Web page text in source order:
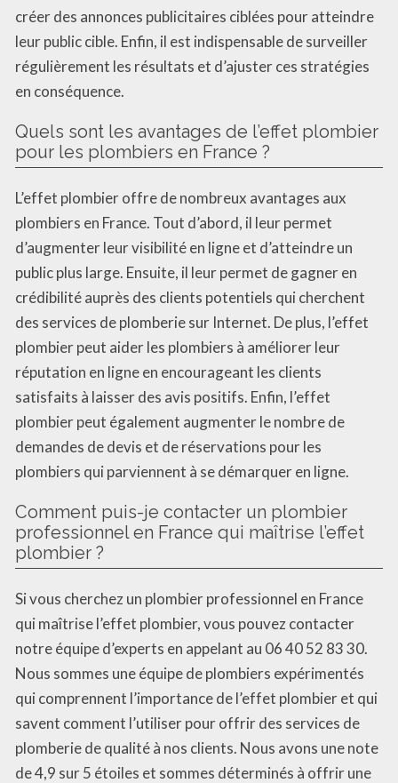
créer des annonces publicitaires ciblées pour atteindre
leur public cible. Enfin, il est indispensable de surveiller
régulièrement les résultats et d’ajuster ces stratégies
en conséquence.
Quels sont les avantages de l’effet plombier
pour les plombiers en France ?
L’effet plombier offre de nombreux avantages aux
plombiers en France. Tout d’abord, il leur permet
d’augmenter leur visibilité en ligne et d’atteindre un
public plus large. Ensuite, il leur permet de gagner en
crédibilité auprès des clients potentiels qui cherchent
des services de plomberie sur Internet. De plus, l’effet
plombier peut aider les plombiers à améliorer leur
réputation en ligne en encourageant les clients
satisfaits à laisser des avis positifs. Enfin, l’effet
plombier peut également augmenter le nombre de
demandes de devis et de réservations pour les
plombiers qui parviennent à se démarquer en ligne.
Comment puis-je contacter un plombier
professionnel en France qui maîtrise l’effet
plombier ?
Si vous cherchez un plombier professionnel en France
qui maîtrise l’effet plombier, vous pouvez contacter
notre équipe d’experts en appelant au 06 40 52 83 30.
Nous sommes une équipe de plombiers expérimentés
qui comprennent l’importance de l’effet plombier et qui
savent comment l’utiliser pour offrir des services de
plomberie de qualité à nos clients. Nous avons une note
de 4,9 sur 5 étoiles et sommes déterminés à offrir une